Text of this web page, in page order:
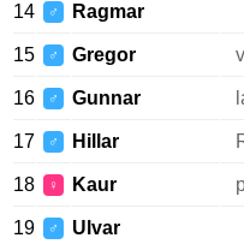
14 ♂ Ragmar
15 ♂ Gregor
16 ♂ Gunnar
17 ♂ Hillar
18 ♀ Kaur
19 ♂ Ulvar